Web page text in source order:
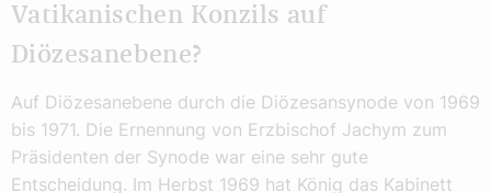
Vatikanischen Konzils auf
Diözesanebene?
Auf Diözesanebene durch die Diözesansynode von 1969
bis 1971. Die Ernennung von Erzbischof Jachym zum
Präsidenten der Synode war eine sehr gute
Entscheidung. Im Herbst 1969 hat König das Kabinett